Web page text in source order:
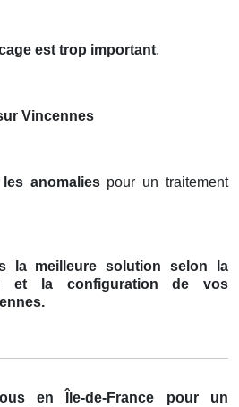
est trop important.
Vincennes
les anomaliespour un traitement
la meilleure solution selon la
et la configuration de vos
en Île-de-France pour un